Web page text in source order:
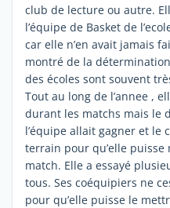
club de lecture ou autre.
l’équipe de Basket de
car elle n’en avait jamais
montré de la
des écoles sont souvent
Tout au long de l’annee ,
durant les matchs mais le
l’équipe allait gagner et le
terrain pour qu’elle puisse
match. Elle a essayé
tous. Ses coéquipiers ne
pour qu’elle puisse le